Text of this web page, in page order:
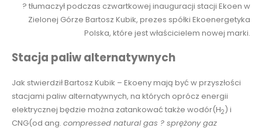
? tłumaczył podczas czwartkowej inauguracji stacji Ekoen w
Zielonej Górze Bartosz Kubik, prezes spółki Ekoenergetyka
Polska, które jest właścicielem nowej marki.
Stacja paliw alternatywnych
Jak stwierdził Bartosz Kubik – Ekoeny mają być w przyszłości
stacjami paliw alternatywnych, na których oprócz energii
elektrycznej będzie można zatankować także wodór(H2 ) i
CNG(od ang. compressed natural gas ? sprężony gaz